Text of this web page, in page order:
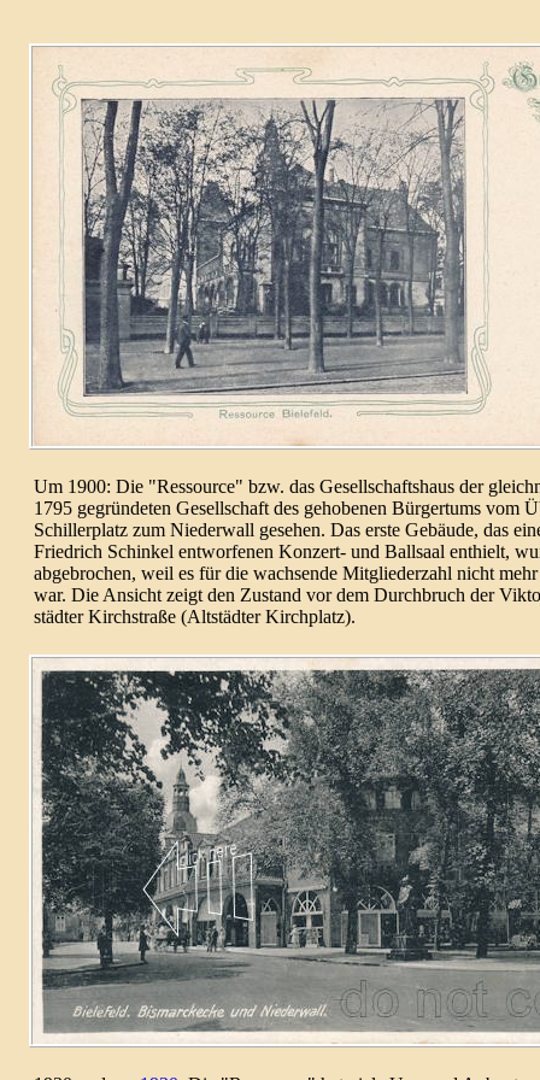
Um 1900: Die "Ressource" bzw. das Gesellschaftshaus der
1795 gegrün­deten Gesell­schaft des gehobenen Bürger­tums vom
Schiller­platz zum Nieder­wall gesehen. Das erste Gebäude, das
Fried­rich Schinkel ent­wor­fenen Konzert- und Ball­saal ent­hielt,
abge­brochen, weil es für die wach­sende Mit­glie­der­zahl nicht
war. Die Ansicht zeigt den Zustand vor dem Durch­bruch der
städ­ter Kirch­straße (Alt­städ­ter Kirch­platz).